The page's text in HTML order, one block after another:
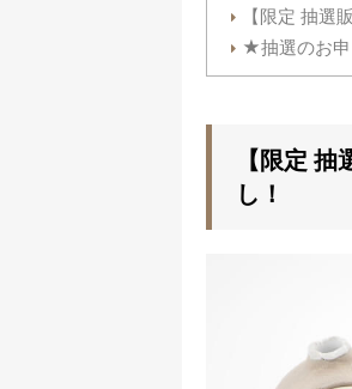
【限定 抽
★抽選のお
【限定
し！